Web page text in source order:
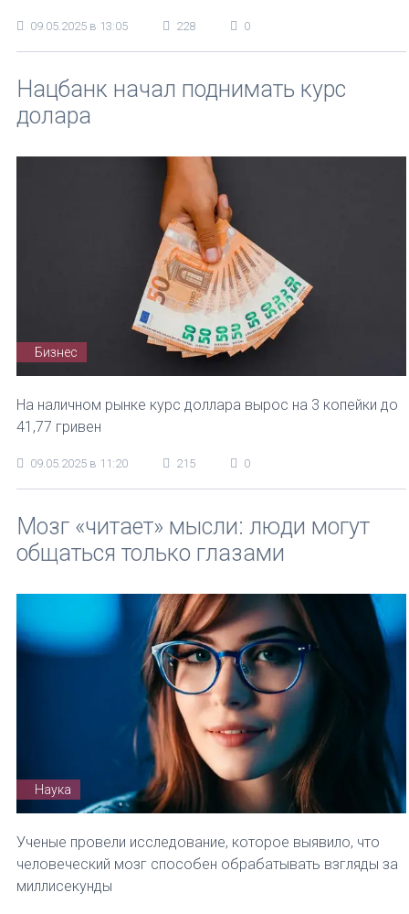
09.05.2025 в 13:05 228 0
Нацбанк начал поднимать курс
долара
Бизнес
На наличном рынке курс доллара вырос на 3 копейки до
41,77 гривен
09.05.2025 в 11:20 215 0
Мозг «читает» мысли: люди могут
общаться только глазами
Наука
Ученые провели исследование, которое выявило, что
человеческий мозг способен обрабатывать взгляды за
миллисекунды